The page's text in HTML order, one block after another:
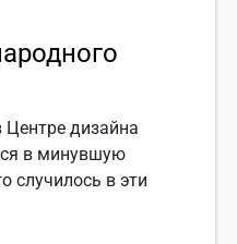
дизайна
в минувшую
случилось в эти